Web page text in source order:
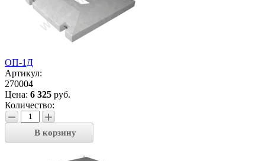
ОП-1Д
Артикул:
270004
Цена: 6 325 руб.
Количество:
− +
В корзину